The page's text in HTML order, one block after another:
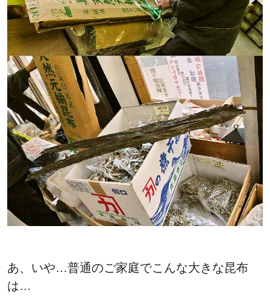
あ、いや…普通のご家庭でこんな大きな昆布
は…